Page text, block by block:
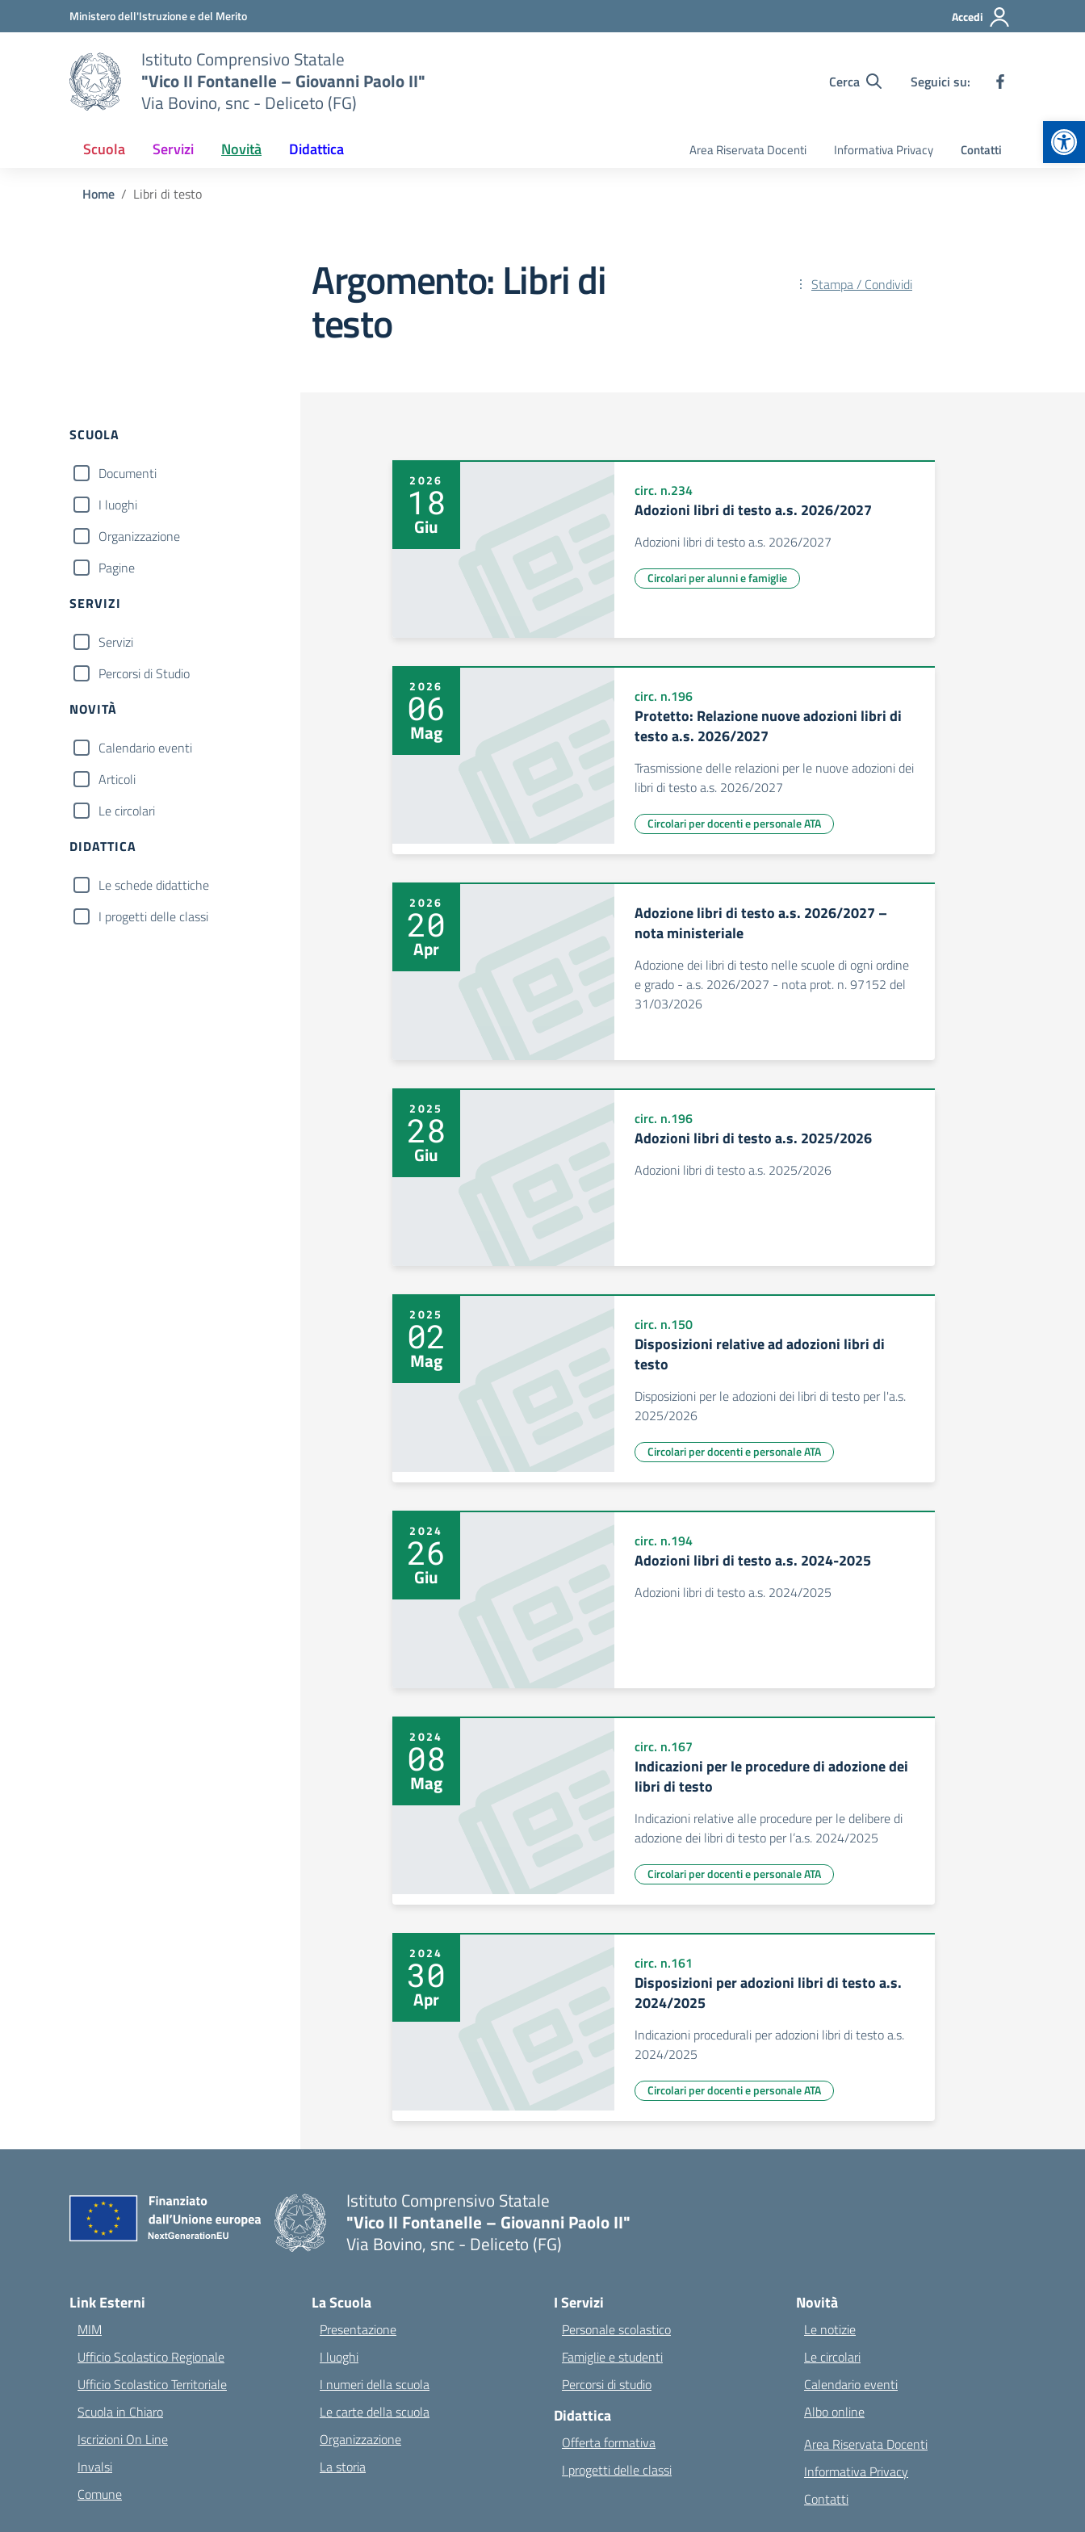
Vai ai contenuti
Vai al menu di navigazioneMinistero dell'Istruzione e del Merito Accedi
Istituto Comprensivo Statale
"Vico II Fontanelle – Giovanni Paolo II"
Via Bovino, snc - Deliceto (FG)
Cerca Seguici su:
Scuola Servizi Novità Didattica Area Riservata Docenti Informativa Privacy Contatti
Home Libri di testo
Argomento: Libri di
testo
Stampa / Condividi
Filtri
SCUOLA
Documenti
I luoghi
Organizzazione
Pagine
SERVIZI
Servizi
Percorsi di Studio
NOVITÀ
Calendario eventi
Articoli
Le circolari
DIDATTICA
Le schede didattiche
I progetti delle classi
2026
18
Giu
circ. n.234
Adozioni libri di testo a.s. 2026/2027
Adozioni libri di testo a.s. 2026/2027
Circolari per alunni e famiglie
2026
06
Mag
circ. n.196
Protetto: Relazione nuove adozioni libri di
testo a.s. 2026/2027
Trasmissione delle relazioni per le nuove adozioni dei
libri di testo a.s. 2026/2027
Circolari per docenti e personale ATA
2026
20
Apr
Adozione libri di testo a.s. 2026/2027 –
nota ministeriale
Adozione dei libri di testo nelle scuole di ogni ordine
e grado - a.s. 2026/2027 - nota prot. n. 97152 del
31/03/2026
2025
28
Giu
circ. n.196
Adozioni libri di testo a.s. 2025/2026
Adozioni libri di testo a.s. 2025/2026
2025
02
Mag
circ. n.150
Disposizioni relative ad adozioni libri di
testo
Disposizioni per le adozioni dei libri di testo per l'a.s.
2025/2026
Circolari per docenti e personale ATA
2024
26
Giu
circ. n.194
Adozioni libri di testo a.s. 2024-2025
Adozioni libri di testo a.s. 2024/2025
2024
08
Mag
circ. n.167
Indicazioni per le procedure di adozione dei
libri di testo
Indicazioni relative alle procedure per le delibere di
adozione dei libri di testo per l’a.s. 2024/2025
Circolari per docenti e personale ATA
2024
30
Apr
circ. n.161
Disposizioni per adozioni libri di testo a.s.
2024/2025
Indicazioni procedurali per adozioni libri di testo a.s.
2024/2025
Circolari per docenti e personale ATA
Istituto Comprensivo Statale
"Vico II Fontanelle – Giovanni Paolo II"
Via Bovino, snc - Deliceto (FG)
Link Esterni
MIM
Ufficio Scolastico Regionale
Ufficio Scolastico Territoriale
Scuola in Chiaro
Iscrizioni On Line
Invalsi
Comune
La Scuola
Presentazione
I luoghi
I numeri della scuola
Le carte della scuola
Organizzazione
La storia
I Servizi
Personale scolastico
Famiglie e studenti
Percorsi di studio
Didattica
Offerta formativa
I progetti delle classi
Novità
Le notizie
Le circolari
Calendario eventi
Albo online
Area Riservata Docenti
Informativa Privacy
Contatti